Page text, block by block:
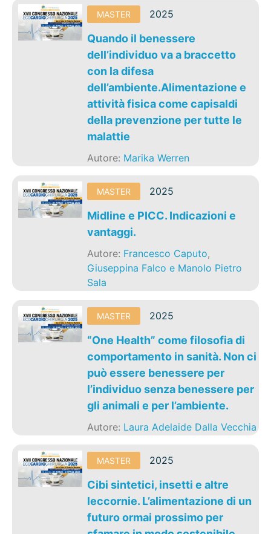
MASTER 2025
Quando il benessere
dell’individuo va a braccetto
con la difesa
dell’ambiente.Alimentazione e
attività fisica come capisaldi
della prevenzione per tutte le
malattie
Autore: Marika Werren
MASTER 2025
Midline e PICC. Indicazioni e
vantaggi.
Autore: Francesco Caputo,
Giuseppina Falco e Manolo Pietro
Sala
MASTER 2025
“One Health” come filosofia di
comportamento in sanità. Non ci
può essere benessere per
l’individuo senza benessere per
gli animali e per l’ambiente.
Autore: Laura Adelaide Dalla Vecchia
MASTER 2025
Cibi sintetici, insetti e altre
leccornie. L’alimentazione di un
futuro ormai prossimo per